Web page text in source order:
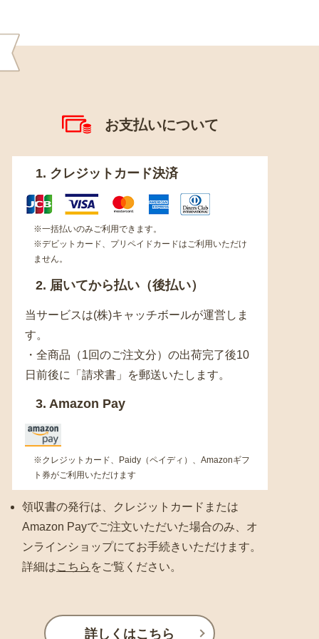
お支払いについて
1. クレジットカード決済
※一括払いのみご利用できます。
※デビットカード、プリペイドカードはご利用いただけ
ません。
2. 届いてから払い（後払い）
当サービスは(株)キャッチボールが運営しま
す。
・全商品（1回のご注文分）の出荷完了後10
日前後に「請求書」を郵送いたします。
3. Amazon Pay
※クレジットカード、Paidy（ペイディ）、Amazonギフ
ト券がご利用いただけます
領収書の発行は、クレジットカードまたは
Amazon Payでご注文いただいた場合のみ、オ
ンラインショップにてお手続きいただけます。
詳細はこちら をご覧ください。
詳しくはこちら